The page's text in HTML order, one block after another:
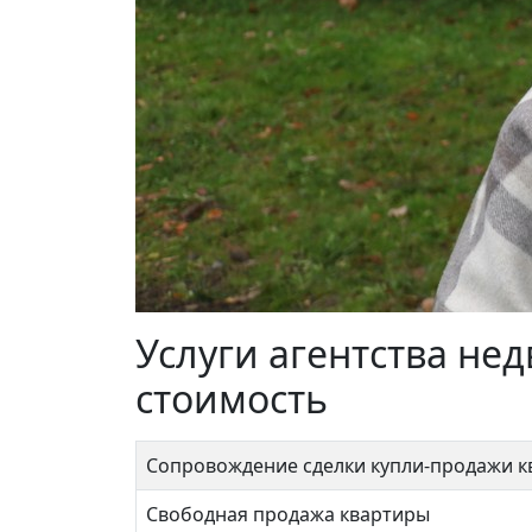
Услуги агентства
стоимость
Сопровождение сделки купли-продажи
Свободная продажа квартиры
Скобелевская 8
8 500 000 ₽ 11